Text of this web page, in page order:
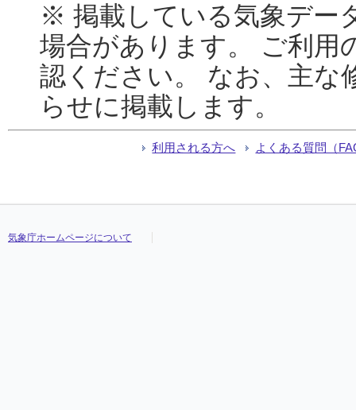
※ 掲載している気象デー
場合があります。 ご利用
認ください。 なお、主な
らせに掲載します。
利用される方へ よくある質問（
気象庁ホームページについて